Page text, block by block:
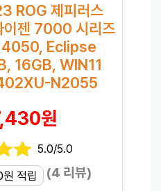
ROG 제피러스
이젠 7000 시리즈
4050, Eclipse
16GB, WIN11
N2055
원
5.0/5.0
적립 (4 리뷰)